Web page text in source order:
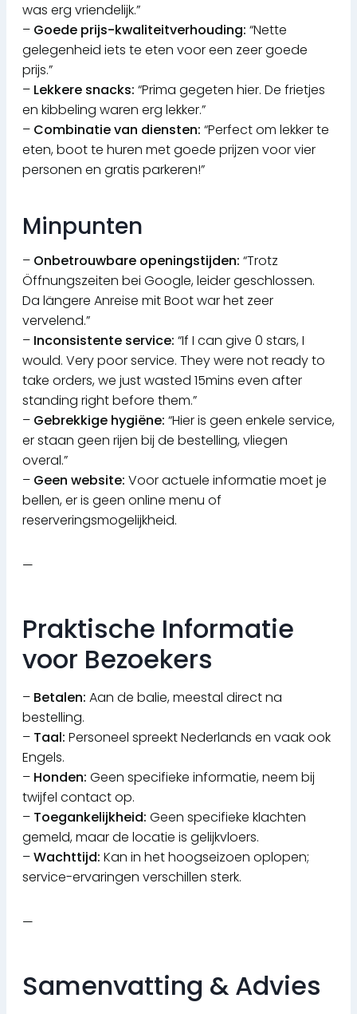
was erg vriendelijk.”
– Goede prijs-kwaliteitverhouding: “Nette
gelegenheid iets te eten voor een zeer goede
prijs.”
– Lekkere snacks: “Prima gegeten hier. De frietjes
en kibbeling waren erg lekker.”
– Combinatie van diensten: “Perfect om lekker te
eten, boot te huren met goede prijzen voor vier
personen en gratis parkeren!”
Minpunten
– Onbetrouwbare openingstijden: “Trotz
Öffnungszeiten bei Google, leider geschlossen.
Da längere Anreise mit Boot war het zeer
vervelend.”
– Inconsistente service: “If I can give 0 stars, I
would. Very poor service. They were not ready to
take orders, we just wasted 15mins even after
standing right before them.”
– Gebrekkige hygiëne: “Hier is geen enkele service,
er staan geen rijen bij de bestelling, vliegen
overal.”
– Geen website: Voor actuele informatie moet je
bellen, er is geen online menu of
reserveringsmogelijkheid.
—
Praktische Informatie
voor Bezoekers
– Betalen: Aan de balie, meestal direct na
bestelling.
– Taal: Personeel spreekt Nederlands en vaak ook
Engels.
– Honden: Geen specifieke informatie, neem bij
twijfel contact op.
– Toegankelijkheid: Geen specifieke klachten
gemeld, maar de locatie is gelijkvloers.
–Wachttijd: Kan in het hoogseizoen oplopen;
service-ervaringen verschillen sterk.
—
Samenvatting & Advies